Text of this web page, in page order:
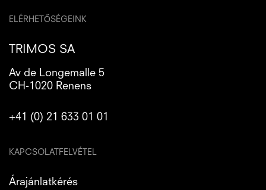
ELÉRHETŐSÉGEINK
TRIMOS SA
Av de Longemalle 5
CH-1020 Renens
+41 (0) 21 633 01 01
KAPCSOLATFELVÉTEL
Árajánlatkérés